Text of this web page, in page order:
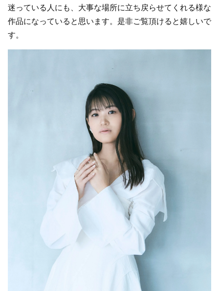
迷っている人にも、大事な場所に立ち戻らせてくれる様な
作品になっていると思います。是非ご覧頂けると嬉しいで
す。